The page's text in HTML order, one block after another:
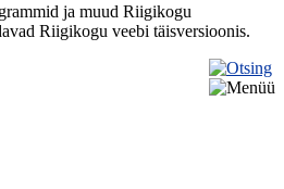
ja muud Riigikogu
Riigikogu veebi täisversioonis.